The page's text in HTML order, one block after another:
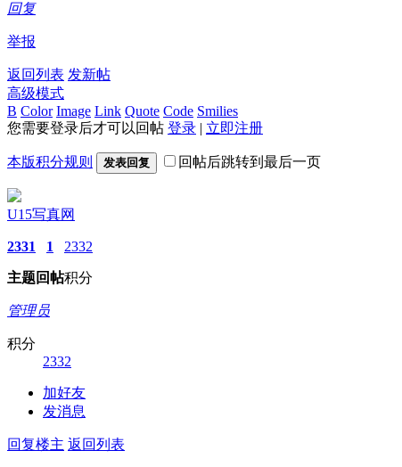
回复
举报
返回列表 发新帖
高级模式
B Color Image Link Quote Code Smilies
您需要登录后才可以回帖 登录 | 立即注册
本版积分规则 发表回复 回帖后跳转到最后一页
U15写真网
2331
主题
1
回帖
2332
积分
管理员
积分
2332
加好友
发消息
回复楼主 返回列表